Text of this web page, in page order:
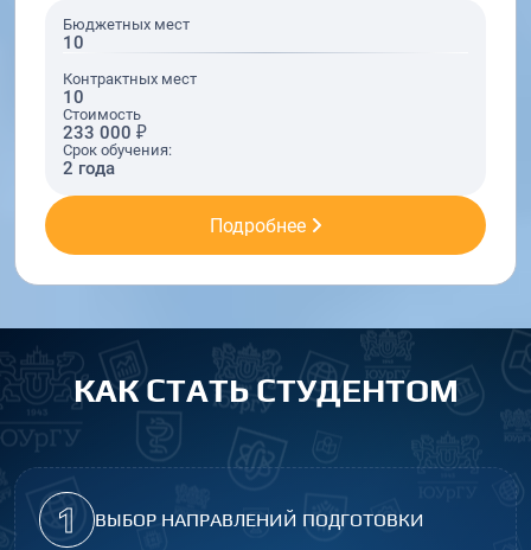
Бюджетных мест
10
Контрактных мест
10
Стоимость
233 000 ₽
Срок обучения:
2 года
Подробнее
КАК СТАТЬ СТУДЕНТОМ
1
ВЫБОР НАПРАВЛЕНИЙ ПОДГОТОВКИ